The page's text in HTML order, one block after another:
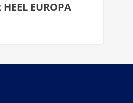
HEEL EUROPA